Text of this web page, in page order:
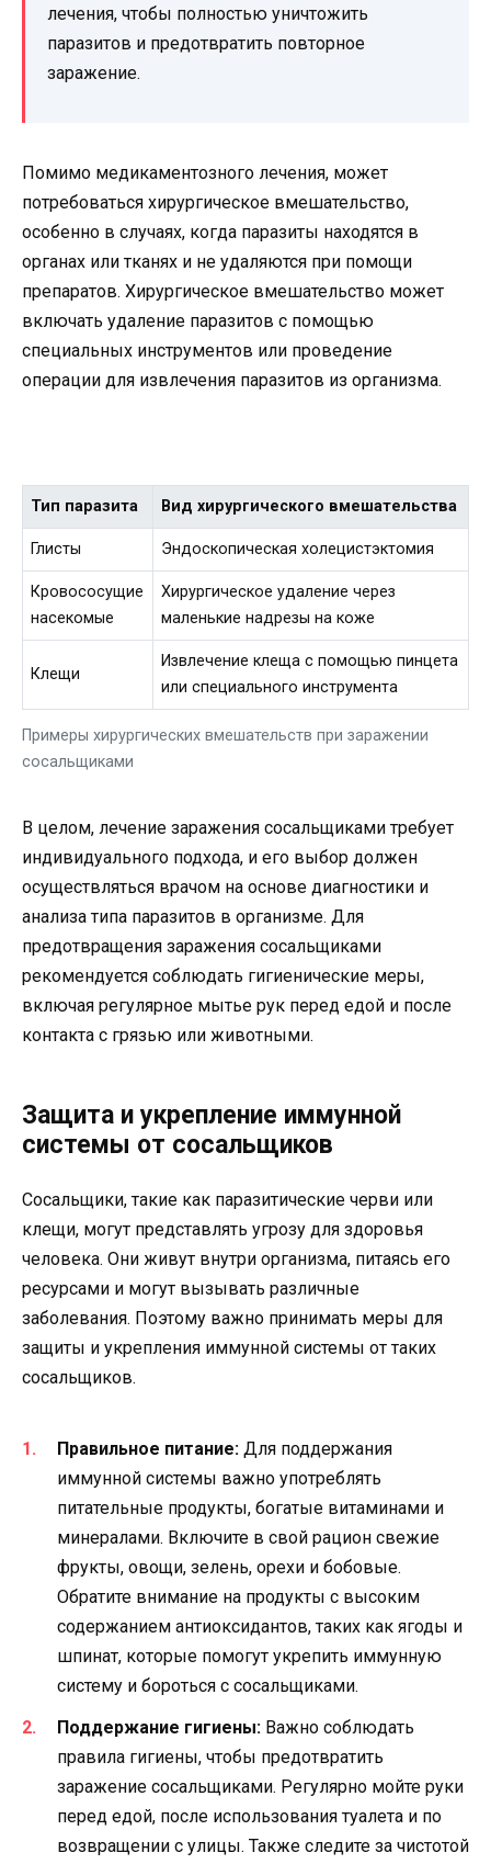
лечения, чтобы полностью уничтожить
паразитов и предотвратить повторное
заражение.
Помимо медикаментозного лечения, может
потребоваться хирургическое вмешательство,
особенно в случаях, когда паразиты находятся в
органах или тканях и не удаляются при помощи
препаратов. Хирургическое вмешательство может
включать удаление паразитов с помощью
специальных инструментов или проведение
операции для извлечения паразитов из организма.
Примеры хирургических вмешательств при заражении
сосальщиками
Тип паразита Вид хирургического вмешательства
Глисты Эндоскопическая холецистэктомия
Кровососущие
насекомые
Хирургическое удаление через
маленькие надрезы на коже
Клещи
Извлечение клеща с помощью пинцета
или специального инструмента
В целом, лечение заражения сосальщиками требует
индивидуального подхода, и его выбор должен
осуществляться врачом на основе диагностики и
анализа типа паразитов в организме. Для
предотвращения заражения сосальщиками
рекомендуется соблюдать гигиенические меры,
включая регулярное мытье рук перед едой и после
контакта с грязью или животными.
Защита и укрепление иммунной
системы от сосальщиков
Сосальщики, такие как паразитические черви или
клещи, могут представлять угрозу для здоровья
человека. Они живут внутри организма, питаясь его
ресурсами и могут вызывать различные
заболевания. Поэтому важно принимать меры для
защиты и укрепления иммунной системы от таких
сосальщиков.
Правильное питание: Для поддержания
иммунной системы важно употреблять
питательные продукты, богатые витаминами и
минералами. Включите в свой рацион свежие
фрукты, овощи, зелень, орехи и бобовые.
Обратите внимание на продукты с высоким
содержанием антиоксидантов, таких как ягоды и
шпинат, которые помогут укрепить иммунную
систему и бороться с сосальщиками.
Поддержание гигиены: Важно соблюдать
правила гигиены, чтобы предотвратить
заражение сосальщиками. Регулярно мойте руки
перед едой, после использования туалета и по
возвращении с улицы. Также следите за чистотой